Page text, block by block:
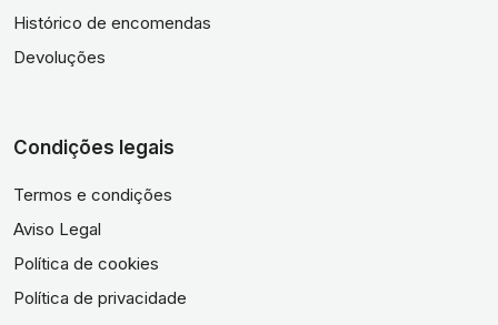
Histórico de encomendas
Devoluções
Condições legais
Termos e condições
Aviso Legal
Política de cookies
Política de privacidade